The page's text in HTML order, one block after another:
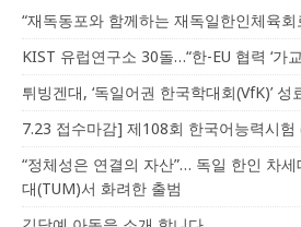
“재독동포와 함께하는 재독일한인체육
KIST 유럽연구소 30돌…“한-EU 협력 ‘가
튀빙겐대, ‘독일어권 한국학대회(VfK)’ 성
7.23 접수마감] 제108회 한국어능력시험
“정체성은 연결의 자산”… 독일 한인 차
대(TUM)서 화려한 출범